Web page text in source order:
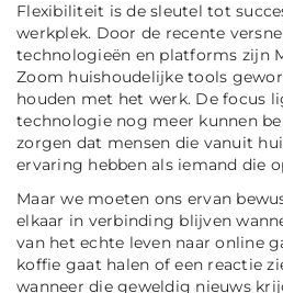
Flexibiliteit is de sleutel tot
werkplek. Door de recente
technologieën en platforms zijn
Zoom huishoudelijke tools
houden met het werk. De focus
technologie nog meer kunnen
zorgen dat mensen die vanuit
ervaring hebben als iemand die
Maar we moeten ons ervan
elkaar in verbinding blijven
van het echte leven naar online
koffie gaat halen of een reactie
wanneer die geweldig nieuws